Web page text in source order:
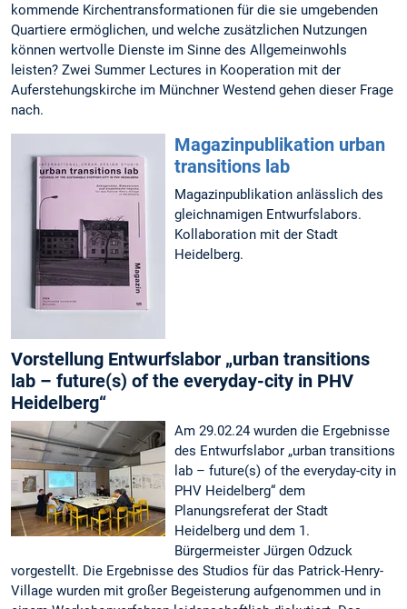
kommende Kirchentransformationen für die sie umgebenden
Quartiere ermöglichen, und welche zusätzlichen Nutzungen
können wertvolle Dienste im Sinne des Allgemeinwohls
leisten? Zwei Summer Lectures in Kooperation mit der
Auferstehungskirche im Münchner Westend gehen dieser Frage
nach.
Magazinpublikation urban
transitions lab
Magazinpublikation anlässlich des
gleichnamigen Entwurfslabors.
Kollaboration mit der Stadt
Heidelberg.
Vorstellung Entwurfslabor „urban transitions
lab – future(s) of the everyday-city in PHV
Heidelberg“
Am 29.02.24 wurden die Ergebnisse
des Entwurfslabor „urban transitions
lab – future(s) of the everyday-city in
PHV Heidelberg“ dem
Planungsreferat der Stadt
Heidelberg und dem 1.
Bürgermeister Jürgen Odzuck
vorgestellt. Die Ergebnisse des Studios für das Patrick-Henry-
Village wurden mit großer Begeisterung aufgenommen und in